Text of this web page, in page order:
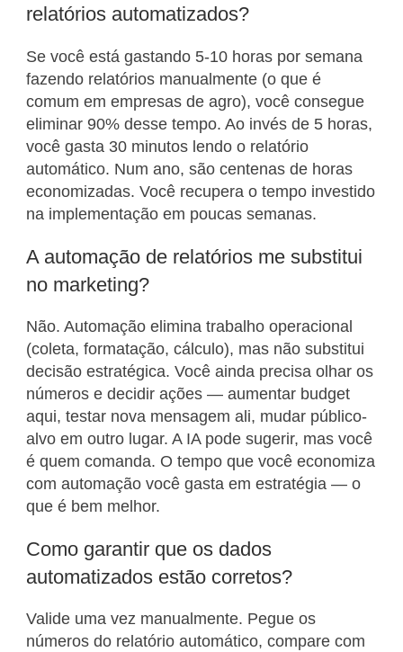
relatórios automatizados?
Se você está gastando 5-10 horas por semana
fazendo relatórios manualmente (o que é
comum em empresas de agro), você consegue
eliminar 90% desse tempo. Ao invés de 5 horas,
você gasta 30 minutos lendo o relatório
automático. Num ano, são centenas de horas
economizadas. Você recupera o tempo investido
na implementação em poucas semanas.
A automação de relatórios me substitui
no marketing?
Não. Automação elimina trabalho operacional
(coleta, formatação, cálculo), mas não substitui
decisão estratégica. Você ainda precisa olhar os
números e decidir ações — aumentar budget
aqui, testar nova mensagem ali, mudar público-
alvo em outro lugar. A IA pode sugerir, mas você
é quem comanda. O tempo que você economiza
com automação você gasta em estratégia — o
que é bem melhor.
Como garantir que os dados
automatizados estão corretos?
Valide uma vez manualmente. Pegue os
números do relatório automático, compare com